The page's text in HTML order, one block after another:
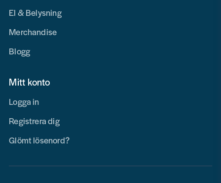
El & Belysning
Merchandise
Blogg
Mitt konto
Logga in
Registrera dig
Glömt lösenord?